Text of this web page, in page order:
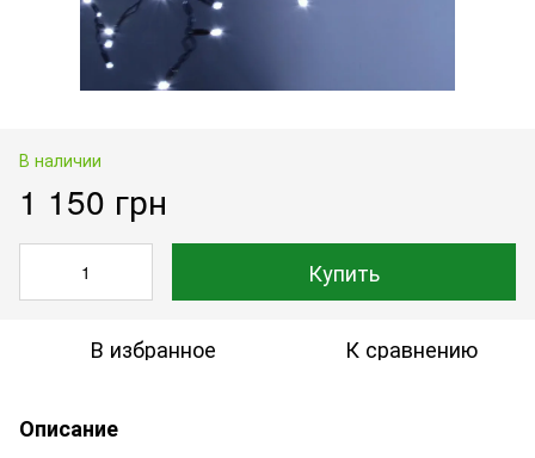
В наличии
1 150 грн
Купить
В избранное К сравнению
Описание